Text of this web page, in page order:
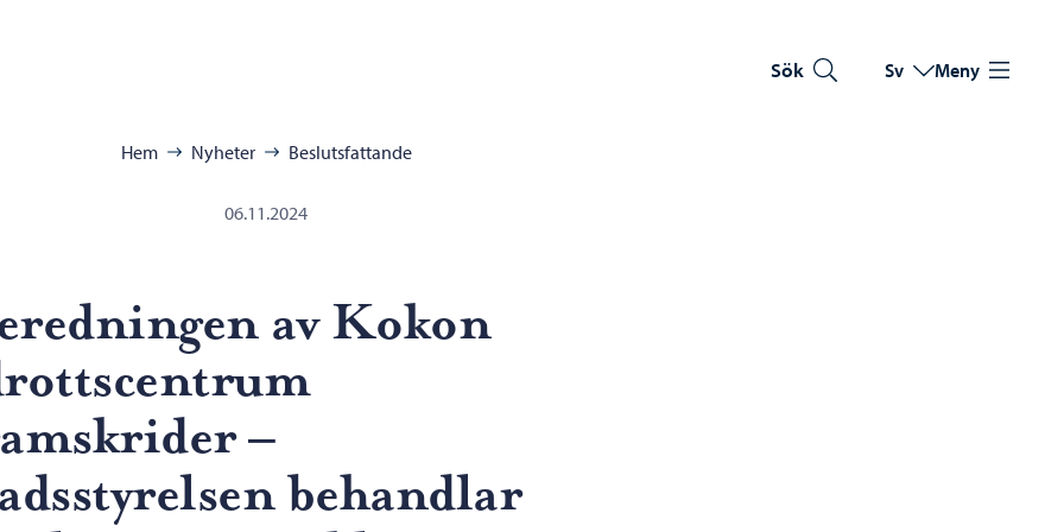
Sök Byt språk
Nuvarande språk:
Sv Meny
Hem Nyheter Beslutsfattande
06.11.2024
av Kokon
–
behandlar